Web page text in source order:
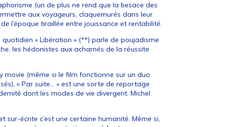
(un de plus ne rend que la besace des
aux voyageurs, claquemurés dans leur
l’époque tiraillée entre jouissance et rentabilité.
« Libération » (**) parle de poujadisme
les hédonistes aux acharnés de la réussite
movie (même si le film fonctionne sur un duo
« Par suite… » est une sorte de reportage
dont les modes de vie divergent. Michel
écrite c’est une certaine humanité. Même si,